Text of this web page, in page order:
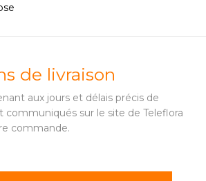
de livraison
aux jours et délais précis de
communiqués sur le site de Teleflora
commande.